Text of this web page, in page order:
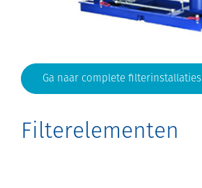
Ga naar complete filterinstallaties
Filterelementen